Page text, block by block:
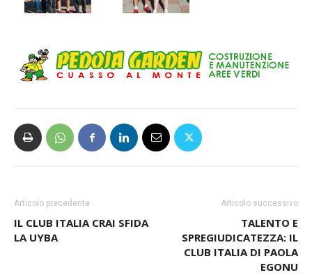
Articolo precedente
IL CLUB ITALIA CRAI SFIDA
LA UYBA
Articolo successivo
TALENTO E
SPREGIUDICATEZZA: IL
CLUB ITALIA DI PAOLA
EGONU